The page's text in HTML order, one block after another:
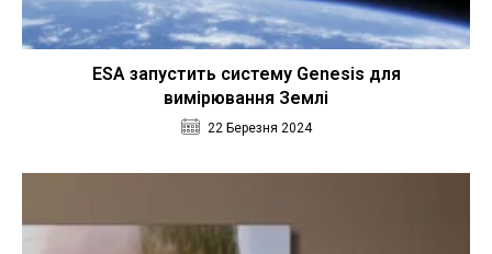
ESA запустить систему Genesis для
вимірювання Землі
22 Березня 2024